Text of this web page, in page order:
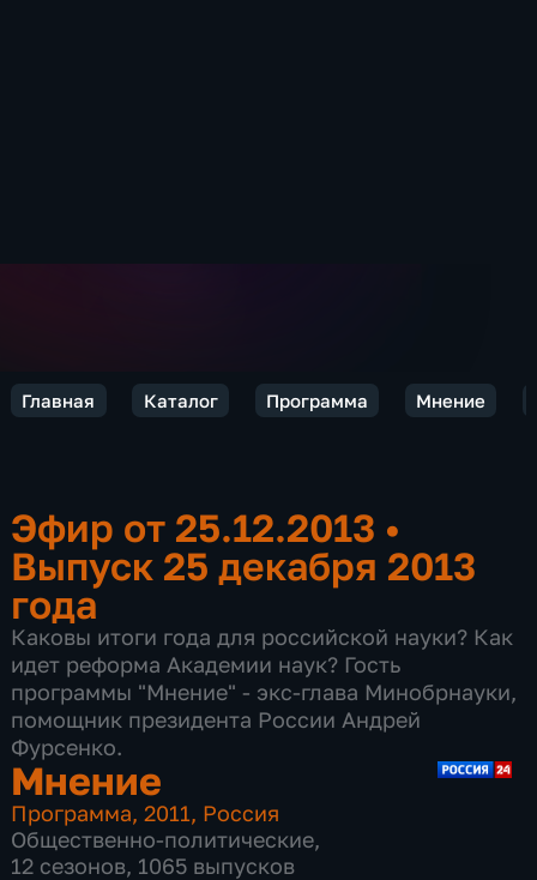
Главная Каталог Программа Мнение
Эфир от 25.12.2013 •
Выпуск 25 декабря 2013
года
Каковы итоги года для российской науки? Как
идет реформа Академии наук? Гость
программы "Мнение" - экс-глава Минобрнауки,
помощник президента России Андрей
Фурсенко.
Мнение
Программа,2011, Россия
Общественно-политические,
12 сезонов, 1065 выпусков